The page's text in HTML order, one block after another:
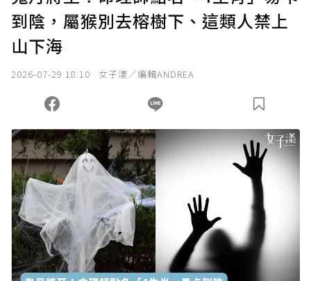
確認送出
您當前剩餘 U 利點數：0點；前往 購買點數
到陰，屬猴別去榕樹下、這類人禁上
山下海
2026-07-29 18:10 女子漾／編輯ANDREA